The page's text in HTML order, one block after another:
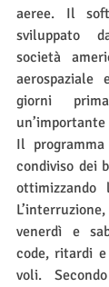
aeree. Il
sviluppato
società
giorni
Il
condiviso dei
ottimizzando
venerdì e
code, ritardi
voli.